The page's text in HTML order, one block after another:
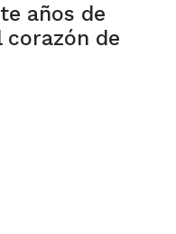
años de
corazón de